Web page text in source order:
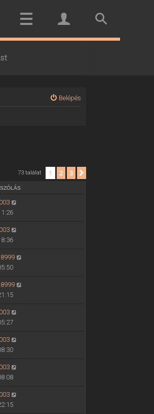
Belépés
73 találat 1 2 3